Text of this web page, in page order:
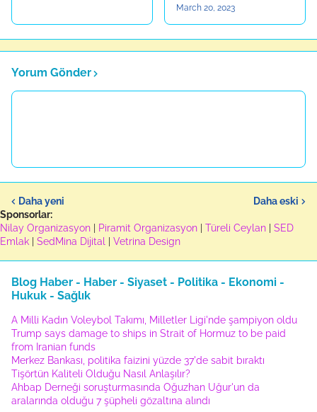
March 20, 2023
Yorum Gönder
Daha yeni
Daha eski
Sponsorlar:
Nilay Organizasyon
Piramit Organizasyon Türeli Ceylan
SED
Emlak
SedMina Dijital Vetrina Design
Blog Haber - Haber - Siyaset - Politika - Ekonomi -
Hukuk - Sağlık
A Milli Kadın Voleybol Takımı, Milletler Ligi'nde şampiyon oldu
Trump says damage to ships in Strait of Hormuz to be paid
from Iranian funds
Merkez Bankası, politika faizini yüzde 37'de sabit bıraktı
Tişörtün Kaliteli Olduğu Nasıl Anlaşılır?
Ahbap Derneği soruşturmasında Oğuzhan Uğur'un da
aralarında olduğu 7 şüpheli gözaltına alındı